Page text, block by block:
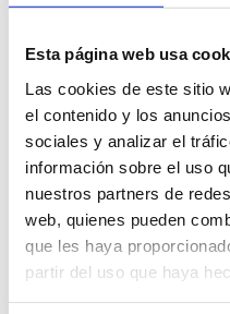
Esta página web usa
Las cookies de este sitio
el contenido y los
sociales y analizar el
información sobre el uso
nuestros partners de
web, quienes pueden
que les haya
partir del uso que haya
ARMARIO 2